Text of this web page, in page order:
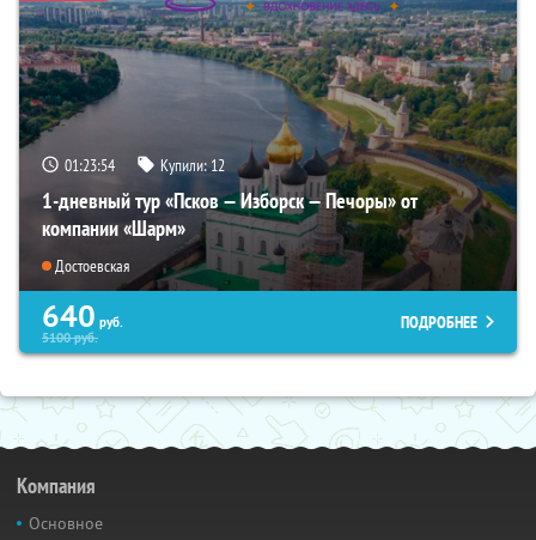
01:23:53 Купили:12
1-дневный тур «Псков — Изборск — Печоры» от
компании «Шарм»
Достоевская
640 руб.
5100руб.
ПОДРОБНЕЕ
Компания
Основное